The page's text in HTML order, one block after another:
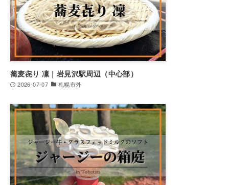
蕎麦㐂り 凜｜岩見沢駅周辺（中心部）
2026-07-07 札幌市外